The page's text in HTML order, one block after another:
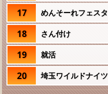
17 めんそーれフェスタ
18 さん付け
19 就活
20 埼玉ワイルドナイツ